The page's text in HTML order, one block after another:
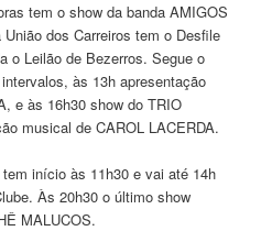
tem o show da banda AMIGOS
dos Carreiros tem o Desfile
o Leilão de Bezerros. Segue o
às 13h apresentação
e às 16h30 show do TRIO
musical de CAROL LACERDA.
início às 11h30 e vai até 14h
Às 20h30 o último show
MALUCOS.